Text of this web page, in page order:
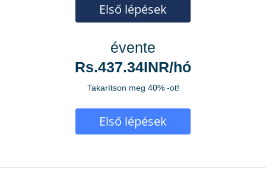
Első lépések
évente
Rs.437.34INR/hó
Takarítson meg 40% -ot!
Első lépések